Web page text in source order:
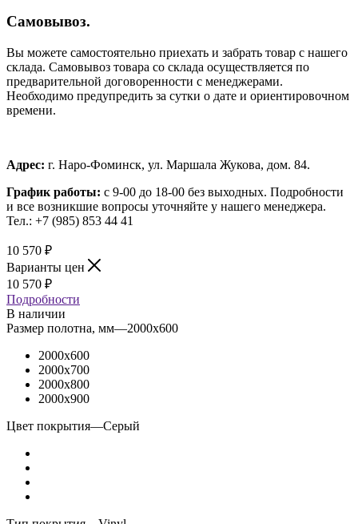
Самовывоз.
Вы можете самостоятельно приехать и забрать товар с нашего
склада. Самовывоз товара со склада осуществляется по
предварительной договоренности с менеджерами.
Необходимо предупредить за сутки о дате и ориентировочном
времени.
Адрес: г. Наро-Фоминск, ул. Маршала Жукова, дом. 84.
График работы: с 9-00 до 18-00 без выходных. Подробности
и все возникшие вопросы уточняйте у нашего менеджера.
Тел.: +7 (985) 853 44 41
10 570 ₽
Варианты цен
10 570 ₽
Подробности
В наличии
Размер полотна, мм—2000x600
2000x600
2000x700
2000x800
2000x900
Цвет покрытия—Серый